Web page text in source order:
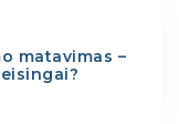
matavimas –